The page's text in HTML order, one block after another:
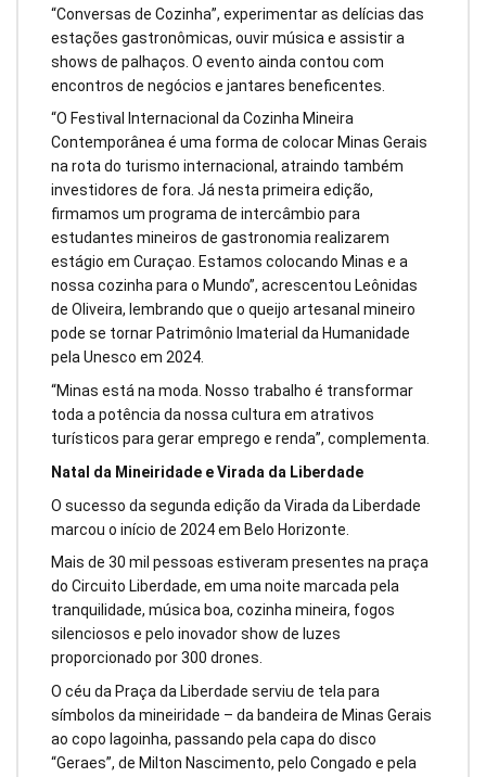
“Conversas de Cozinha”, experimentar as delícias das
estações gastronômicas, ouvir música e assistir a
shows de palhaços. O evento ainda contou com
encontros de negócios e jantares beneficentes.
“O Festival Internacional da Cozinha Mineira
Contemporânea é uma forma de colocar Minas Gerais
na rota do turismo internacional, atraindo também
investidores de fora. Já nesta primeira edição,
firmamos um programa de intercâmbio para
estudantes mineiros de gastronomia realizarem
estágio em Curaçao. Estamos colocando Minas e a
nossa cozinha para o Mundo”, acrescentou Leônidas
de Oliveira, lembrando que o queijo artesanal mineiro
pode se tornar Patrimônio Imaterial da Humanidade
pela Unesco em 2024.
“Minas está na moda. Nosso trabalho é transformar
toda a potência da nossa cultura em atrativos
turísticos para gerar emprego e renda”, complementa.
Natal da Mineiridade e Virada da Liberdade
O sucesso da segunda edição da Virada da Liberdade
marcou o início de 2024 em Belo Horizonte.
Mais de 30 mil pessoas estiveram presentes na praça
do Circuito Liberdade, em uma noite marcada pela
tranquilidade, música boa, cozinha mineira, fogos
silenciosos e pelo inovador show de luzes
proporcionado por 300 drones.
O céu da Praça da Liberdade serviu de tela para
símbolos da mineiridade – da bandeira de Minas Gerais
ao copo lagoinha, passando pela capa do disco
“Geraes”, de Milton Nascimento, pelo Congado e pela